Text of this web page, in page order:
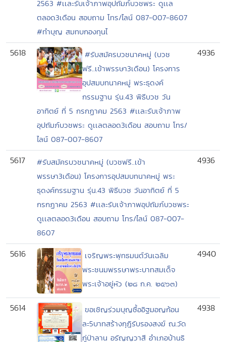
2563 #เเละรับเจ้าภาพอุปถัมภ์บวชพระ ดูเเล
ตลอด3เดือน สอบถาม โทร/ไลน์ 087-007-8607
#ทำบุญ สมทบกองทุนไ
5618
#รับสมัครบวชนาคหมู่ (บวช
ฟรี..เข้าพรรษา3เดือน) โครงการ
อุปสมบทนาคหมู่ พระธุดงค์
กรรมฐาน รุ่น.43 พิธีบวช วัน
อาทิตย์ ที่ 5 กรกฏาคม 2563 #เเละรับเจ้าภาพ
อุปถัมภ์บวชพระ ดูเเลตลอด3เดือน สอบถาม โทร/
ไลน์ 087-007-8607
4936
5617
#รับสมัครบวชนาคหมู่ (บวชฟรี..เข้า
พรรษา3เดือน) โครงการอุปสมบทนาคหมู่ พระ
ธุดงค์กรรมฐาน รุ่น.43 พิธีบวช วันอาทิตย์ ที่ 5
กรกฏาคม 2563 #เเละรับเจ้าภาพอุปถัมภ์บวชพระ
ดูเเลตลอด3เดือน สอบถาม โทร/ไลน์ 087-007-
8607
4936
5616
เจริญพระพุทธมนต์วันเฉลิม
พระชนมพรรษาพระบาทสมเด็จ
พระเจ้าอยู่หัว (๒๘ ก.ค. ๒๕๖๓)
4940
5614
ขอเชิญร่วมบุญซื้ออิฐมอญก้อน
ละ5บาทสร้างกุฎิรับรองสงฆ์ ณ.วัด
กู่ป่าลาน อรัญญวาสี อำเภอบ้านธิ
4938